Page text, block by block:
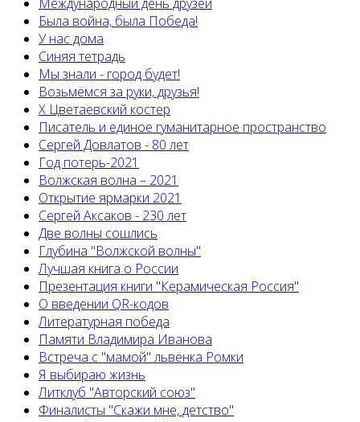
Была война, была Победа!
У нас дома
Синяя тетрадь
Мы знали - город будет!
Возьмёмся за руки, друзья!
X Цветаевский костер
Писатель и единое гуманитарное пространство
Сергей Довлатов - 80 лет
Год потерь-2021
Волжская волна – 2021
Открытие ярмарки 2021
Сергей Аксаков - 230 лет
Две волны сошлись
Глубина "Волжской волны"
Лучшая книга о России
Презентация книги "Керамическая Россия"
О введении QR-кодов
Литературная победа
Памяти Владимира Иванова
Встреча с "мамой" львёнка Ромки
Я выбираю жизнь
Литклуб "Авторский союз"
Финалисты "Скажи мне, детство"